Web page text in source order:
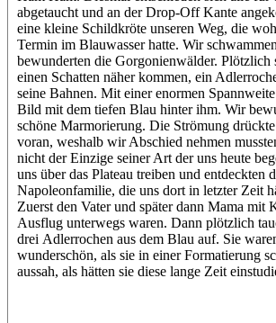
abgetaucht und an der Drop-Off Kante
eine kleine Schildkröte unseren Weg, die
Termin im Blauwasser hatte. Wir
bewunderten die Gorgonienwälder. Plötzlich
einen Schatten näher kommen, ein
seine Bahnen. Mit einer enormen
Bild mit dem tiefen Blau hinter ihm. Wir
schöne Marmorierung. Die Strömung
voran, weshalb wir Abschied nehmen
nicht der Einzige seiner Art der uns heute
uns über das Plateau treiben und entdeckten
Napoleonfamilie, die uns dort in letzter Zeit
Zuerst den Vater und später dann Mama mit
Ausflug unterwegs waren. Dann plötzlich
drei Adlerrochen aus dem Blau auf. Sie
wunderschön, als sie in einer Formatierung
aussah, als hätten sie diese lange Zeit